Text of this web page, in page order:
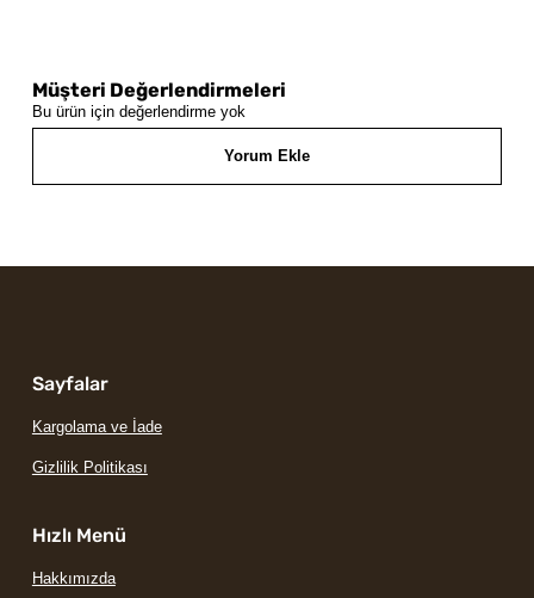
Müşteri Değerlendirmeleri
Bu ürün için değerlendirme yok
Yorum Ekle
Sayfalar
Kargolama ve İade
Gizlilik Politikası
Hızlı Menü
Hakkımızda